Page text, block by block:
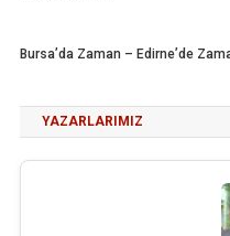
Bursa’da Zaman – Edirne’de
YAZARLARIMIZ